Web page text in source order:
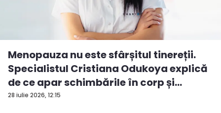
28 iulie 2026, 12:15
Menopauza nu este sfârșitul tinereții.
Specialistul Cristiana Odukoya explică
de ce apar schimbările în corp și
stările...